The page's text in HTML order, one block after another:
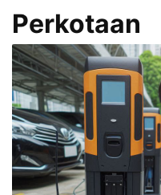
Perkotaan